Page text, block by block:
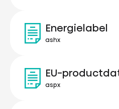
Energielabel
ashx
EU-
aspx